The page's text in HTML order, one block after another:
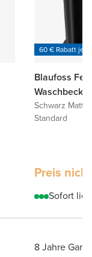
60 € Rabatt je
Blaufoss
Schwarz Matt
Standard
Preis
Sofort
8 Jahre